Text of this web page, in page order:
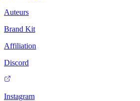
Auteurs
Brand Kit
Affiliation
Discord
Instagram